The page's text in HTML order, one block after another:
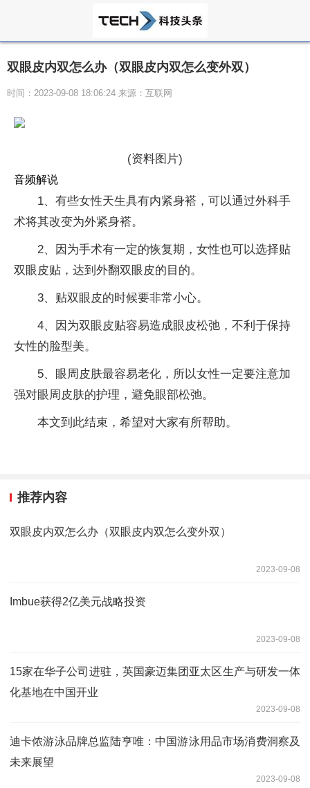
双眼皮内双怎么办（双眼皮内双怎么变外双）
时间：2023-09-08 18:06:24 来源：互联网
(资料图片)
音频解说
1、有些女性天生具有内紧身褡，可以通过外科手
术将其改变为外紧身褡。
2、因为手术有一定的恢复期，女性也可以选择贴
双眼皮贴，达到外翻双眼皮的目的。
3、贴双眼皮的时候要非常小心。
4、因为双眼皮贴容易造成眼皮松弛，不利于保持
女性的脸型美。
5、眼周皮肤最容易老化，所以女性一定要注意加
强对眼周皮肤的护理，避免眼部松弛。
本文到此结束，希望对大家有所帮助。
推荐内容
双眼皮内双怎么办（双眼皮内双怎么变外双）
2023-09-08
Imbue获得2亿美元战略投资
2023-09-08
15家在华子公司进驻，英国豪迈集团亚太区生产与研发一体
化基地在中国开业
2023-09-08
迪卡侬游泳品牌总监陆亨唯：中国游泳用品市场消费洞察及
未来展望
2023-09-08